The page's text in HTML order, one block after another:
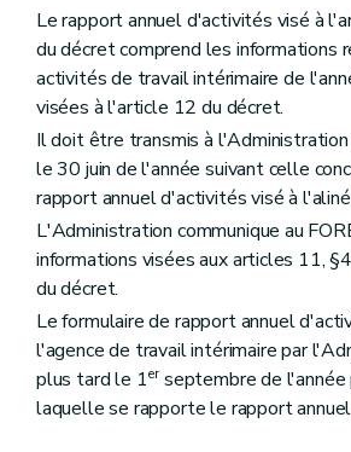
Le rapport annuel d'activités visé à
du décret comprend les informations
activités de travail intérimaire de
visées à l'article 12 du décret.
Il doit être transmis à
le 30 juin de l'année suivant celle
rapport annuel d'activités visé à
L'Administration communique au
informations visées aux articles 11,
du décret.
Le formulaire de rapport annuel
l'agence de travail intérimaire par
plus tard le 1erseptembre de l'année
laquelle se rapporte le rapport